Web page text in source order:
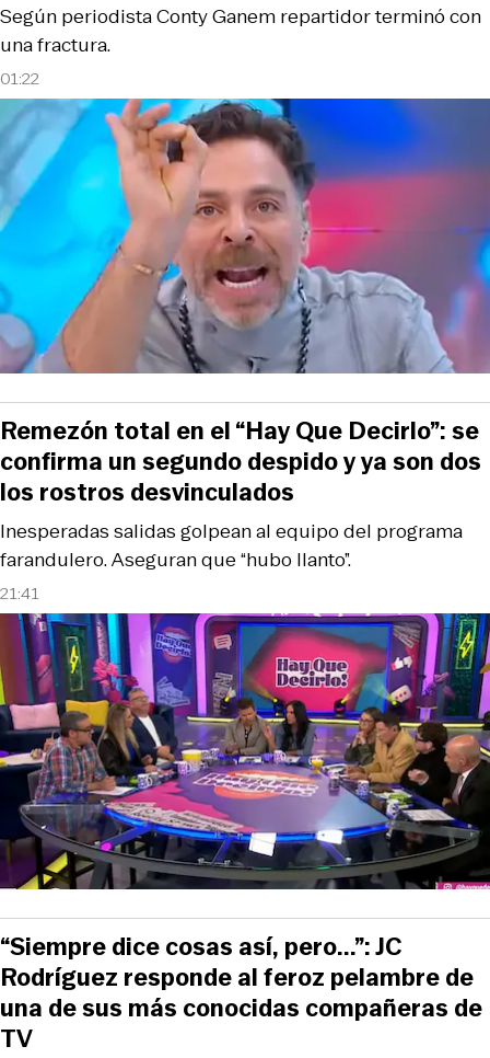
01:22
Según periodista Conty Ganem repartidor terminó con
una fractura.
21:41
Inesperadas salidas golpean al equipo del programa
farandulero. Aseguran que “hubo llanto”.
Remezón total en el “Hay Que Decirlo”: se
confirma un segundo despido y ya son dos
los rostros desvinculados
“Siempre dice cosas así, pero...”: JC
Rodríguez responde al feroz pelambre de
una de sus más conocidas compañeras de
TV